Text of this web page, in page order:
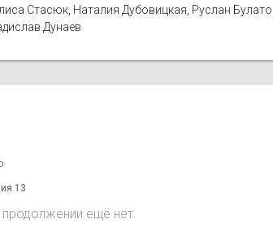
Стасюк, Наталия Дубовицкая, Руслан
Дунаев
13
ещё нет.